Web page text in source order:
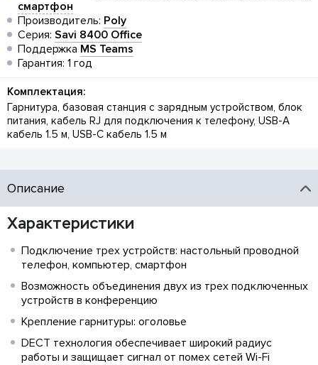
смартфон
Производитель: Poly
Серия: Savi 8400 Office
Поддержка MS Teams
Гарантия: 1 год
Комплектация:
Гарнитура, базовая станция с зарядным устройством, блок
питания, кабель RJ для подключения к телефону, USB-A
кабель 1.5 м, USB-C кабель 1.5 м
Описание
Характеристики
Подключение трех устройств: настольный проводной
телефон, компьютер, смартфон
Возможность объединения двух из трех подключенных
устройств в конференцию
Крепление гарнитуры: оголовье
DECT технология обеспечивает широкий радиус
работы и защищает сигнал от помех сетей Wi-Fi